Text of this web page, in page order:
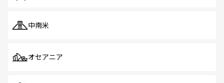
中南米
オセアニア